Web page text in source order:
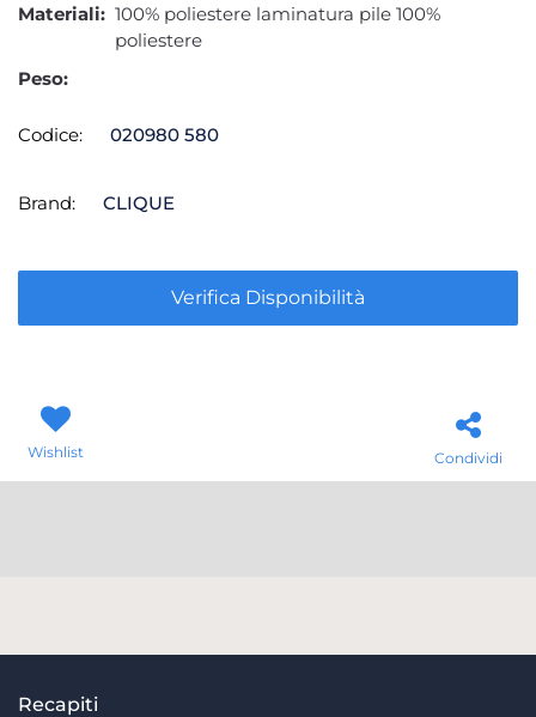
Materiali: 100% poliestere laminatura pile 100%
poliestere
Peso:
Codice: 020980 580
Brand: CLIQUE
Verifica Disponibilità
Wishlist Condividi
Recapiti